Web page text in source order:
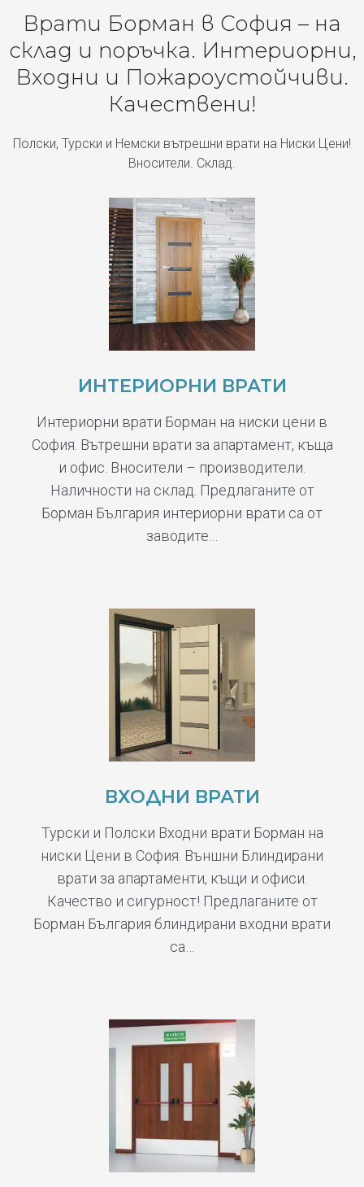
Врати Борман в София – на
склад и поръчка. Интериорни,
Входни и Пожароустойчиви.
Качествени!
Полски, Турски и Немски вътрешни врати на Ниски Цени!
Вносители. Склад.
ИНТЕРИОРНИ ВРАТИ
Интериорни врати Борман на ниски цени в
София. Вътрешни врати за апартамент, къща
и офис. Вносители – производители.
Наличности на склад. Предлаганите от
Борман България интериорни врати са от
заводите…
ВХОДНИ ВРАТИ
Турски и Полски Входни врати Борман на
ниски Цени в София. Външни Блиндирани
врати за апартаменти, къщи и офиси.
Качество и сигурност! Предлаганите от
Борман България блиндирани входни врати
са…